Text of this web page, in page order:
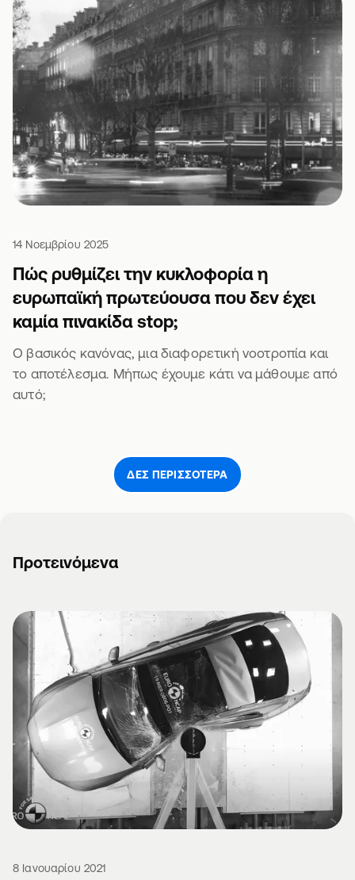
14 Νοεμβρίου 2025
Πώς ρυθμίζει την κυκλοφορία η
ευρωπαϊκή πρωτεύουσα που δεν έχει
καμία πινακίδα stop;
Ο βασικός κανόνας, μια διαφορετική νοοτροπία και
το αποτέλεσμα. Μήπως έχουμε κάτι να μάθουμε από
αυτό;
ΔΕΣ ΠΕΡΙΣΣΌΤΕΡΑ
Προτεινόμενα
8 Ιανουαρίου 2021